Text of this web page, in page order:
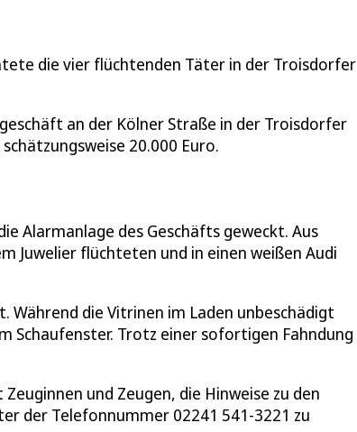
die vier flüchtenden Täter in der Troisdorfer
an der Kölner Straße in der Troisdorfer
20.000 Euro.
Alarmanlage des Geschäfts geweckt. Aus
Juwelier flüchteten und in einen weißen Audi
die Vitrinen im Laden unbeschädigt
Schaufenster. Trotz einer sofortigen Fahndung
und Zeugen, die Hinweise zu den
der Telefonnummer 02241 541-3221 zu